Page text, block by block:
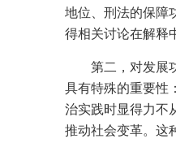
地位、刑法的保障
得相关讨论在解释
第二，对发展
具有特殊的重要性
治实践时显得力不
推动社会变革。这